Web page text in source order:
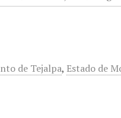
de Tejalpa, Estado de